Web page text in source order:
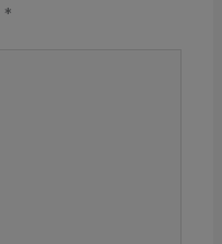
*